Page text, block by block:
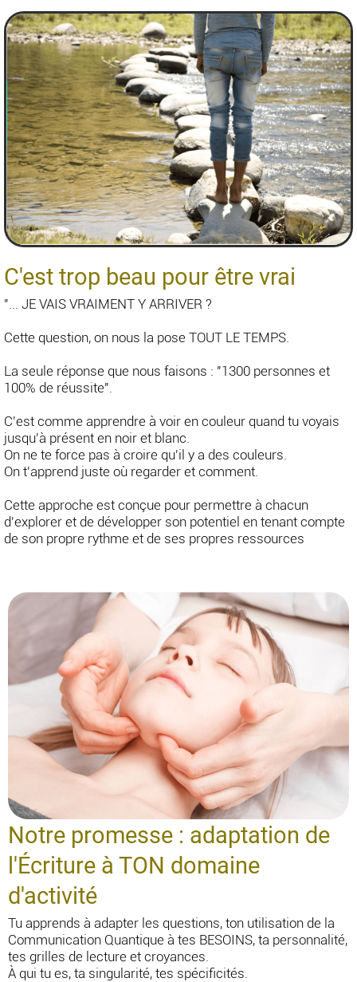
C'est trop beau pour être vrai
"... JE VAIS VRAIMENT Y ARRIVER ?
Cette question, on nous la pose TOUT LE TEMPS.
La seule réponse que nous faisons : "1300 personnes et
100% de réussite".
C'est comme apprendre à voir en couleur quand tu voyais
jusqu'à présent en noir et blanc.
On ne te force pas à croire qu'il y a des couleurs.
On t'apprend juste où regarder et comment.
Cette approche est conçue pour permettre à chacun
d'explorer et de développer son potentiel en tenant compte
de son propre rythme et de ses propres ressources
Notre promesse : adaptation de
l'Écriture à TON domaine
d'activité
Tu apprends à adapter les questions, ton utilisation de la
Communication Quantique à tes BESOINS, ta personnalité,
tes grilles de lecture et croyances.
À qui tu es, ta singularité, tes spécificités.